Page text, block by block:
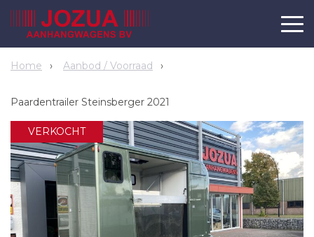
Home Aanbod / Voorraad
Paardentrailer Steinsberger 2021
VERKOCHT